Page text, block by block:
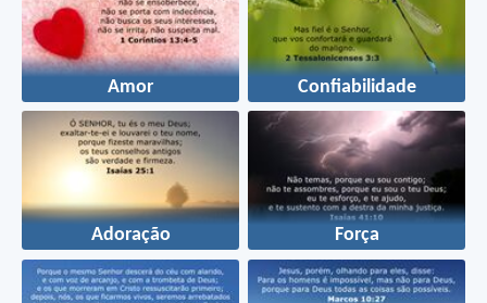
Amor Confiabilidade
Adoração Força